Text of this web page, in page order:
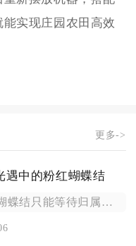
实现庄园农田高效
更多->
遇中的粉红蝴蝶结
光遇粉红蝴蝶结只能等待归属季彩纸表亲旅行先祖开启复刻活动，找...